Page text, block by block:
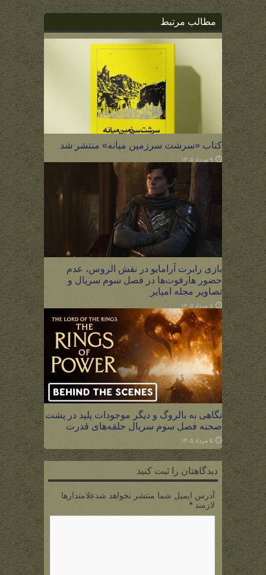
مطالب مرتبط
کتاب «سرشت سرزمین میانه» منتشر شد
۹ مرداد ۱۴۰۵
بازی رابرت آرامایو در نقش الروس، عدم
حضور هارفوت‌ها در فصل سوم سریال و
تصاویر مجله امپایر
۸ مرداد ۱۴۰۵
نگاهی به بالروگ و دیگر موجودات پلید در پشت
صحنه فصل سوم سریال حلقه‌های قدرت
۵ مرداد ۱۴۰۵
دیدگاهتان را ثبت کنید
آدرس ایمیل شما منتشر نخواهد شدعلامتدارها
لازمند *